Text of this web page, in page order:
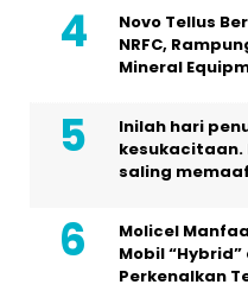
Novo Tellus
NRFC,
Mineral
Inilah hari
kesukacitaan.
saling
Molicel
Mobil
Perkenalkan